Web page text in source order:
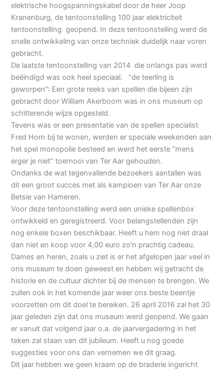
elektrische hoogspanningskabel door de heer Joop
Kranenburg, de tentoonstelling 100 jaar elektriciteit
tentoonstelling geopend. In deze tentoonstelling werd de
snelle ontwikkeling van onze techniek duidelijk naar voren
gebracht.
De laatste tentoonstelling van 2014 die onlangs pas werd
beëindigd was ook heel speciaal. “de teerling is
geworpen”: Een grote reeks van spellen die bijeen zijn
gebracht door William Akerboom was in ons museum op
schitterende wijze opgesteld.
Tevens was er een presentatie van de spellen specialist
Fred Horn bij te wonen, werden er speciale weekenden aan
het spel monopolie besteed en werd het eerste “mens
erger je niet” toernooi van Ter Aar gehouden.
Ondanks de wat tegenvallende bezoekers aantallen was
dit een groot succes met als kampioen van Ter Aar onze
Betsie van Hameren.
Voor deze tentoonstelling werd een unieke spellenbox
ontwikkeld en geregistreerd. Voor belangstellenden zijn
nog enkele boxen beschikbaar. Heeft u hem nog niet draal
dan niet en koop voor 4,00 euro zo’n prachtig cadeau.
Dames en heren, zoals u ziet is er het afgelopen jaar veel in
ons museum te doen geweest en hebben wij getracht de
historie en de cultuur dichter bij de mensen te brengen. We
zullen ook in het komende jaar weer ons beste beentje
voorzetten om dit doel te bereiken. 26 april 2016 zal het 30
jaar geleden zijn dat ons museum werd geopend. We gaan
er vanuit dat volgend jaar o.a. de jaarvergadering in het
teken zal staan van dit jubileum. Heeft u nog goede
suggesties voor ons dan vernemen we dit graag.
Dit jaar hebben we geen kraam op de braderie ingericht